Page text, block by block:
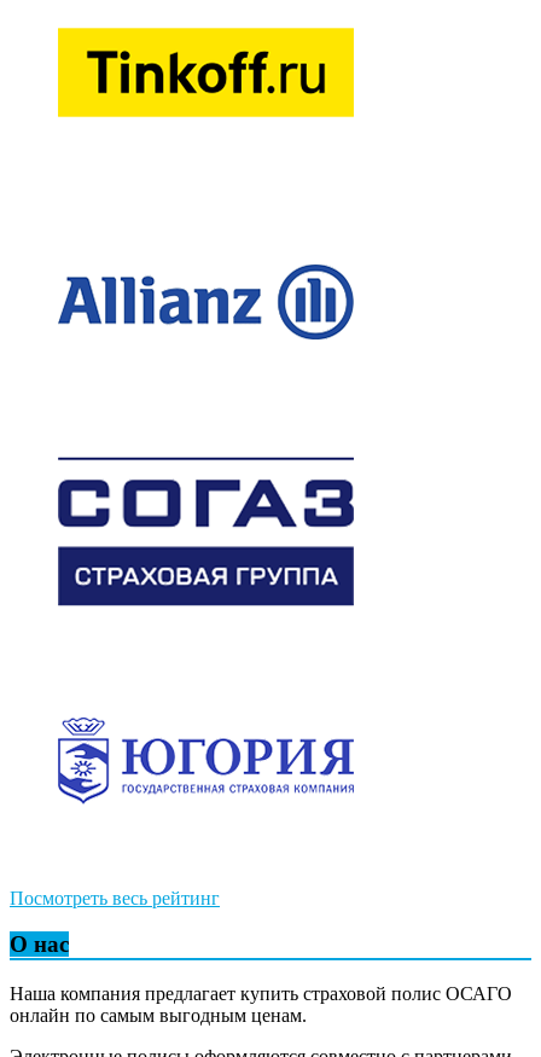
Посмотреть весь рейтинг
О нас
Наша компания предлагает купить страховой полис ОСАГО
онлайн по самым выгодным ценам.